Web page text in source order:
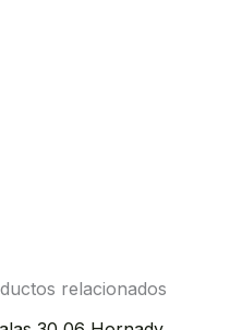
relacionados